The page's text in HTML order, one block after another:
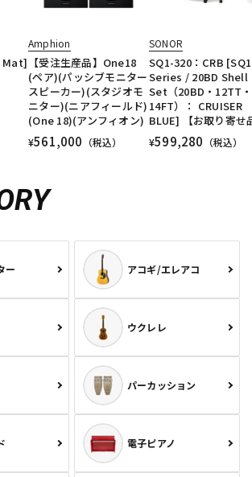
ヴィンテージ
Mat]
Amphion
【受注生産品】One18
(ペア)(パッシブモニター
スピーカー)(スタジオモ
ニター)(ニアフィールド)
(One 18)(アンフィオン)
¥561,000 （税込）
SONOR
SQ1-320：CRB [SQ1
Series / 20BD Shell
Set（20BD・12TT・
14FT）： CRUISER
BLUE] 【お取り寄せ
¥599,280 （税込）
ー アコギ/エレアコ
ウクレレ
パーカッション
電子ピアノ